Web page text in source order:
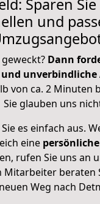
Sparen
und
Dann
unverbindliche
von ca. 2 Minuten
Sie glauben uns
es einfach aus.
eine
rufen Sie uns an
Mitarbeiter beraten
Weg nach